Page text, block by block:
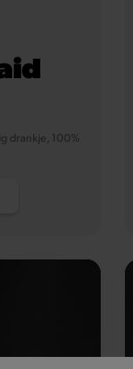
drankje, 100%